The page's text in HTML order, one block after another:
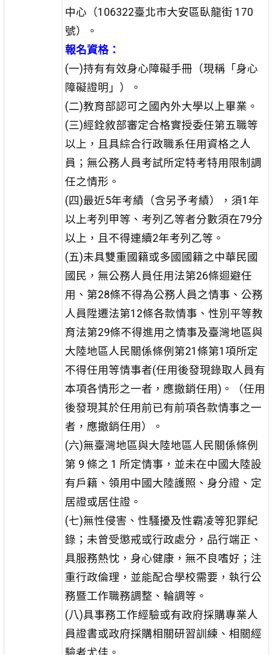
中心（106322臺北市大安區臥龍街 170
號）。
報名資格：
(一)持有有效身心障礙手冊（現稱「身心
障礙證明」）。
(二)教育部認可之國內外大學以上畢業。
(三)經銓敘部審定合格實授委任第五職等
以上，且具綜合行政職系任用資格之人
員；無公務人員考試所定特考特用限制調
任之情形。
(四)最近5年考績（含另予考績），須1年
以上考列甲等、考列乙等者分數須在79分
以上，且不得連續2年考列乙等。
(五)未具雙重國籍或多國國籍之中華民國
國民，無公務人員任用法第26條迴避任
用、第28條不得為公務人員之情事、公務
人員陞遷法第12條各款情事、性別平等教
育法第29條不得進用之情事及臺灣地區與
大陸地區人民關係條例第21條第1項所定
不得任用等情事者(任用後發現錄取人員有
本項各情形之一者，應撤銷任用)。（任用
後發現其於任用前已有前項各款情事之一
者，應撤銷任用）。
(六)無臺灣地區與大陸地區人民關係條例
第 9 條之 1 所定情事，並未在中國大陸設
有戶籍、領用中國大陸護照、身分證、定
居證或居住證。
(七)無性侵害、性騷擾及性霸凌等犯罪紀
錄；未曾受懲戒或行政處分，品行端正、
具服務熱忱，身心健康，無不良嗜好；注
重行政倫理，並能配合學校需要，執行公
務暨工作職務調整、輪調等。
(八)具事務工作經驗或有政府採購專業人
員證書或政府採購相關研習訓練、相關經
驗者尤佳。